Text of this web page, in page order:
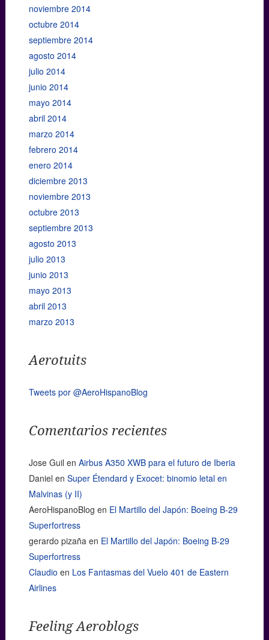
noviembre 2014
octubre 2014
septiembre 2014
agosto 2014
julio 2014
junio 2014
mayo 2014
abril 2014
marzo 2014
febrero 2014
enero 2014
diciembre 2013
noviembre 2013
octubre 2013
septiembre 2013
agosto 2013
julio 2013
junio 2013
mayo 2013
abril 2013
marzo 2013
Aerotuits
Tweets por @AeroHispanoBlog
Comentarios recientes
Jose Guil en Airbus A350 XWB para el futuro de Iberia
Daniel en Super Étendard y Exocet: binomio letal en
Malvinas (y II)
AeroHispanoBlog en El Martillo del Japón: Boeing B-29
Superfortress
gerardo pizañaen El Martillo del Japón: Boeing B-29
Superfortress
Claudio en Los Fantasmas del Vuelo 401 de Eastern
Airlines
Feeling Aeroblogs